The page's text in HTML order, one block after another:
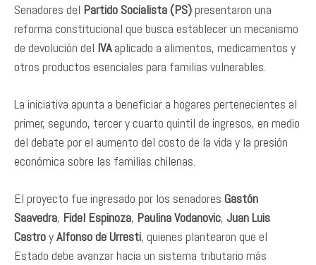
Senadores del Partido Socialista (PS)presentaron una
reforma constitucional que busca establecer un mecanismo
de devolución del IVAaplicado a alimentos, medicamentos y
otros productos esenciales para familias vulnerables.
La iniciativa apunta a beneficiar a hogares pertenecientes al
primer, segundo, tercer y cuarto quintil de ingresos, en medio
del debate por el aumento del costo de la vida y la presión
económica sobre las familias chilenas.
El proyecto fue ingresado por los senadores Gastón
Saavedra, Fidel Espinoza, Paulina Vodanovic, Juan Luis
CastroyAlfonso de Urresti, quienes plantearon que el
Estado debe avanzar hacia un sistema tributario más